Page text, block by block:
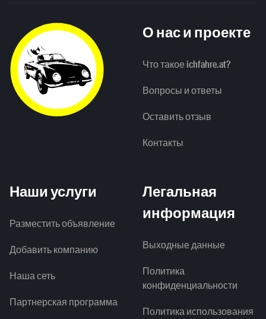
О нас и проекте
Что такое ichfahre.at?
Вопросы и ответы
Оставить отзыв
Контакты
Наши услуги
Разместить объявление
Добавить компанию
Наша сеть
Партнерская программа
Легальная
информация
Выходные данные
Политика
конфиденциальности
Политика использования